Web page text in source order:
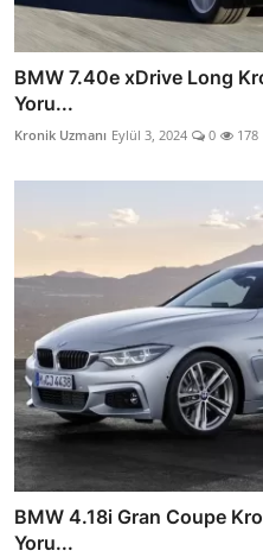
BMW 7.40e xDrive Long
Yoru...
Kronik Uzmanı Eylül 3, 2024 0 178
BMW 4.18i Gran Coupe
Yoru...